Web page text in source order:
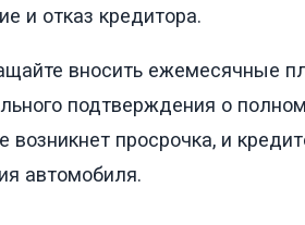
и отказ кредитора.
вносить ежемесячные
подтверждения о
возникнет просрочка, и
автомобиля.